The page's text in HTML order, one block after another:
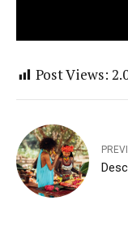
Post Views: